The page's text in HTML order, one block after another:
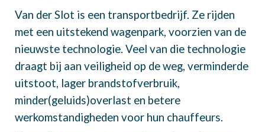
Van der Slot is een transportbedrijf. Ze rijden
met een uitstekend wagenpark, voorzien van de
nieuwste technologie. Veel van die technologie
draagt bij aan veiligheid op de weg, verminderde
uitstoot, lager brandstofverbruik,
minder(geluids)overlast en betere
werkomstandigheden voor hun chauffeurs.